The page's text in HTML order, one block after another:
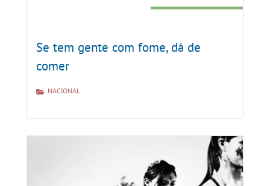
Se tem gente com fome, dá de
comer
NACIONAL